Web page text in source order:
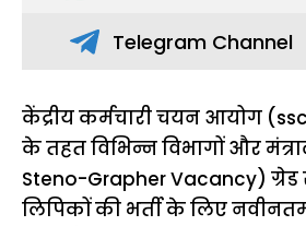
Telegram Channel
केंद्रीय कर्मचारी चयन आयोग
के तहत विभिन्न विभागों और
Steno-Grapher Vacancy)
लिपिकों की भर्ती के लिए